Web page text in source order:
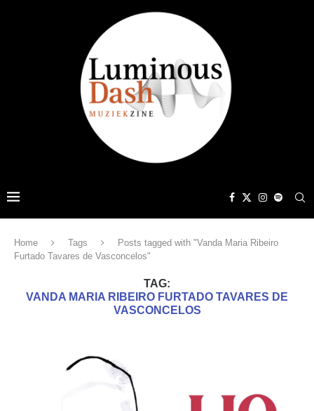
Home Tags
Posts tagged with "Vanda Maria Ribeiro
Furtado Tavares de Vasconcelos"
TAG:
VANDA MARIA RIBEIRO FURTADO TAVARES DE
VASCONCELOS